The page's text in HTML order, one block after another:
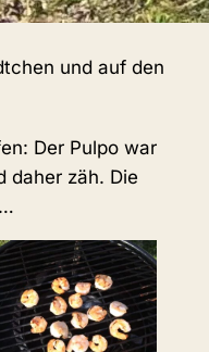
und auf den
Der Pulpo war
daher zäh. Die